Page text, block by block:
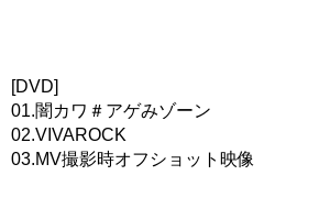
[DVD]
01.闇カワ＃アゲみゾーン
02.VIVAROCK
03.MV撮影時オフショット映像